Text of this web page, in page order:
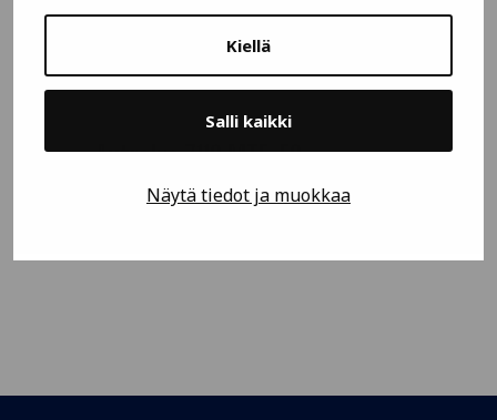
Kiellä
Salli kaikki
Näytä tiedot ja muokkaa
Autrolys 7110 MTF-FG